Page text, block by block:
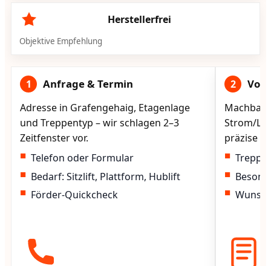
Herstellerfrei
Objektive Empfehlung
1 Anfrage & Termin
Adresse in Grafengehaig, Etagenlage
und Treppentyp – wir schlagen 2–3
Zeitfenster vor.
Telefon oder Formular
Bedarf: Sitzlift, Plattform, Hublift
Förder-Quickcheck
2
Strom/
präzise